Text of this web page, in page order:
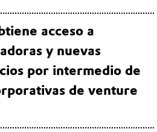
acceso a
y nuevas
por intermedio de
de venture